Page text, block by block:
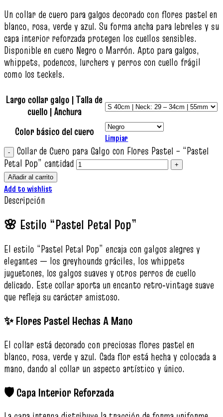
Un collar de cuero para galgos decorado con flores pastel en
blanco, rosa, verde y azul. Su forma ancha para lebreles y su
capa interior reforzada protegen los cuellos sensibles.
Disponible en cuero Negro o Marrón. Apto para galgos,
whippets, podencos, lurchers y perros con cuello frágil
como los teckels.
Largo collar galgo | Talla de
cuello | Anchura
Color básico del cuero
Limpiar
Collar de Cuero para Galgo con Flores Pastel – “Pastel
Petal Pop” cantidad
Añadir al carrito
Add to wishlist
Descripción
🌸 Estilo “Pastel Petal Pop”
El estilo “Pastel Petal Pop” encaja con galgos alegres y
elegantes — los greyhounds gráciles, los whippets
juguetones, los galgos suaves y otros perros de cuello
delicado. Este collar aporta un encanto retro‑vintage suave
que refleja su carácter amistoso.
✨ Flores Pastel Hechas A Mano
El collar está decorado con preciosas flores pastel en
blanco, rosa, verde y azul. Cada flor está hecha y colocada a
mano, dando al collar un aspecto artístico y único.
🛡️ Capa Interior Reforzada